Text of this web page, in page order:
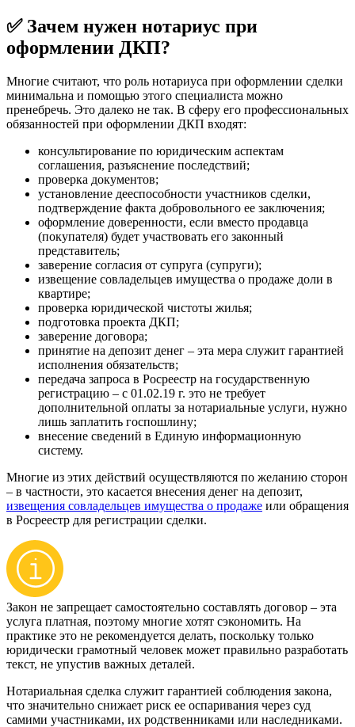
✅ Зачем нужен нотариус при
оформлении ДКП?
Многие считают, что роль нотариуса при оформлении сделки
минимальна и помощью этого специалиста можно
пренебречь. Это далеко не так. В сферу его профессиональных
обязанностей при оформлении ДКП входят:
консультирование по юридическим аспектам
соглашения, разъяснение последствий;
проверка документов;
установление дееспособности участников сделки,
подтверждение факта добровольного ее заключения;
оформление доверенности, если вместо продавца
(покупателя) будет участвовать его законный
представитель;
заверение согласия от супруга (супруги);
извещение совладельцев имущества о продаже доли в
квартире;
проверка юридической чистоты жилья;
подготовка проекта ДКП;
заверение договора;
принятие на депозит денег – эта мера служит гарантией
исполнения обязательств;
передача запроса в Росреестр на государственную
регистрацию – с 01.02.19 г. это не требует
дополнительной оплаты за нотариальные услуги, нужно
лишь заплатить госпошлину;
внесение сведений в Единую информационную
систему.
Многие из этих действий осуществляются по желанию сторон
– в частности, это касается внесения денег на депозит,
извещения совладельцев имущества о продаже или обращения
в Росреестр для регистрации сделки.
Закон не запрещает самостоятельно составлять договор – эта
услуга платная, поэтому многие хотят сэкономить. На
практике это не рекомендуется делать, поскольку только
юридически грамотный человек может правильно разработать
текст, не упустив важных деталей.
Нотариальная сделка служит гарантией соблюдения закона,
что значительно снижает риск ее оспаривания через суд
самими участниками, их родственниками или наследниками.